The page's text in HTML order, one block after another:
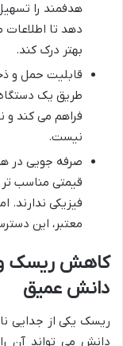
هدفمند را
دهد تا اطلاعات
بهتر درک کند.
قابلیت حمل و
طریق یک
فراهم می کند و
نیست.
صرفه جویی در
قیمتی مناسب تر
فیزیکی ندارند.
معتبر، این
کاهش ریسک و
دانش عمیق
ریسک یکی از جدایی
دانش می تواند آن